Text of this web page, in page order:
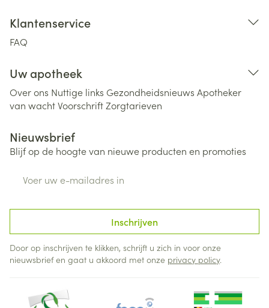
Klantenservice
FAQ
Uw apotheek
Over ons Nuttige links Gezondheidsnieuws Apotheker
van wachtVoorschriftZorgtarieven
Nieuwsbrief
Blijf op de hoogte van nieuwe producten en promoties
Inschrijven
Door op inschrijven te klikken, schrijft u zich in voor onze
nieuwsbrief en gaat u akkoord met onze privacy policy.